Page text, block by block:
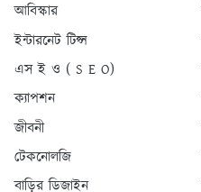
আবিস্কার
ইন্টারনেট টিপ্স
এস ই ও ( S E O)
ক্যাপশন
জীবনী
টেকনোলজি
বাড়ির ডিজাইন